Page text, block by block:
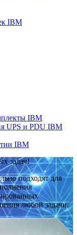
IBM
IBM
UPS и PDU IBM
IBM
задач!
подходят для
любой задачи.